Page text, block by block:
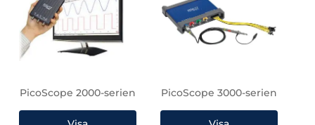
PicoScope 2000-serien PicoScope 3000-serien